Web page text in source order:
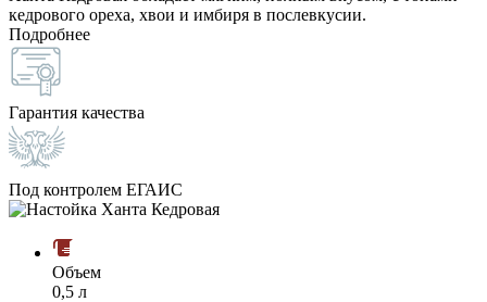
кедрового ореха, хвои и имбиря в послевкусии.
Подробнее
Гарантия качества
Под контролем ЕГАИС
Объем
0,5 л